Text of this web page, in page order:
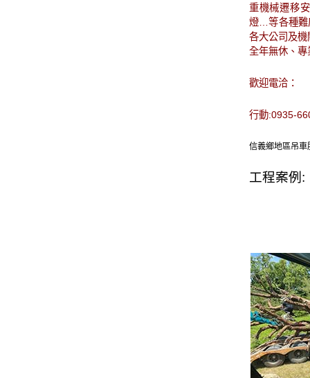
重機械遷移
燈…等各種難
各大公司及
全年無休、
歡迎電洽：
行動:0935-
信義鄉地區吊
工程案例: